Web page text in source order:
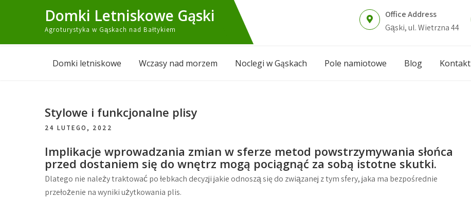
Domki Letniskowe Gąski
Agroturystyka w Gąskach nad Bałtykiem
Office Address
Gąski, ul. Wietrzna 44
Domki letniskowe Wczasy nad morzem Noclegi w Gąskach Pole namiotowe Blog Kontakt
Stylowe i funkcjonalne plisy
24 LUTEGO, 2022
Implikacje wprowadzania zmian w sferze metod powstrzymywania słońca
przed dostaniem się do wnętrz mogą pociągnąć za sobą istotne skutki.
Dlatego nie należy traktować po łebkach decyzji jakie odnoszą się do związanej z tym sfery, jaka ma bezpośrednie
przełożenie na wyniki użytkowania plis.